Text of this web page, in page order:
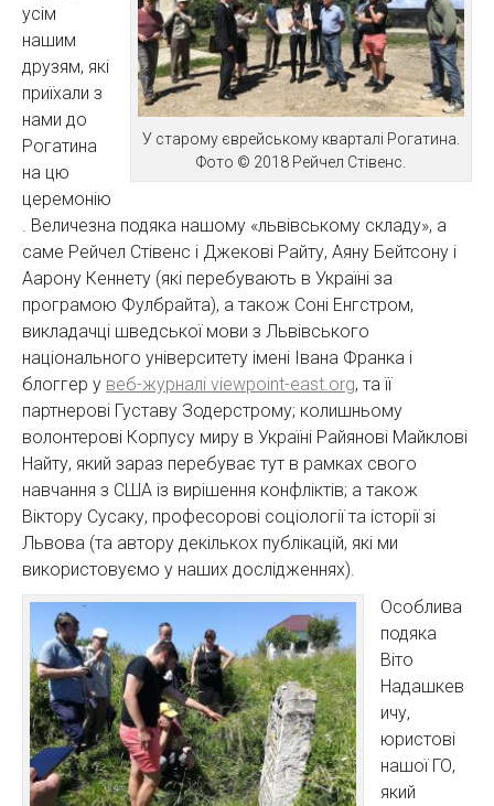
У старому єврейському кварталі Рогатина.
Фото © 2018 Рейчел Стівенс.
усім
нашим
друзям, які
приїхали з
нами до
Рогатина
на цю
церемонію
. Величезна подяка нашому «львівському складу», а
саме Рейчел Стівенс і Джекові Райту, Аяну Бейтсону і
Аарону Кеннету (які перебувають в Україні за
програмою Фулбрайта), а також Соні Енгстром,
викладачці шведської мови з Львівського
національного університету імені Івана Франка і
блоггер у веб-журналі viewpoint-east.org, та її
партнерові Густаву Зодерстрому; колишньому
волонтерові Корпусу миру в Україні Райянові Майклові
Найту, який зараз перебуває тут в рамках свого
навчання з США із вирішення конфліктів; а також
Віктору Сусаку, професорові соціології та історії зі
Львова (та автору декількох публікацій, які ми
використовуємо у наших дослідженнях).
Особлива
подяка
Віто
Надашкев
ичу,
юристові
нашої ГО,
який